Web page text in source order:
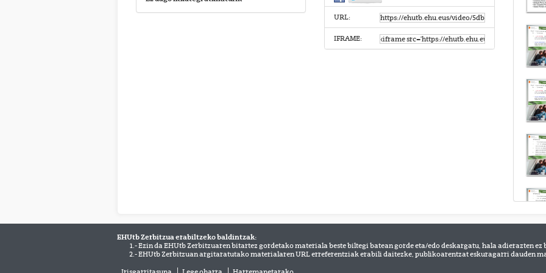
URL:
IFRAME:
EHUtb Zerbitzua erabiltzeko baldintzak:
1.- Ezin da EHUtb Zerbitzuaren bitartez gordetako materiala beste biltegi batean gorde eta/edo deskargatu, hala adierazten ez
2.- EHUtb Zerbitzuan argitaratutako materialaren URL erreferentziak erabili daitezke, publikoarentzat eskuragarri dauden